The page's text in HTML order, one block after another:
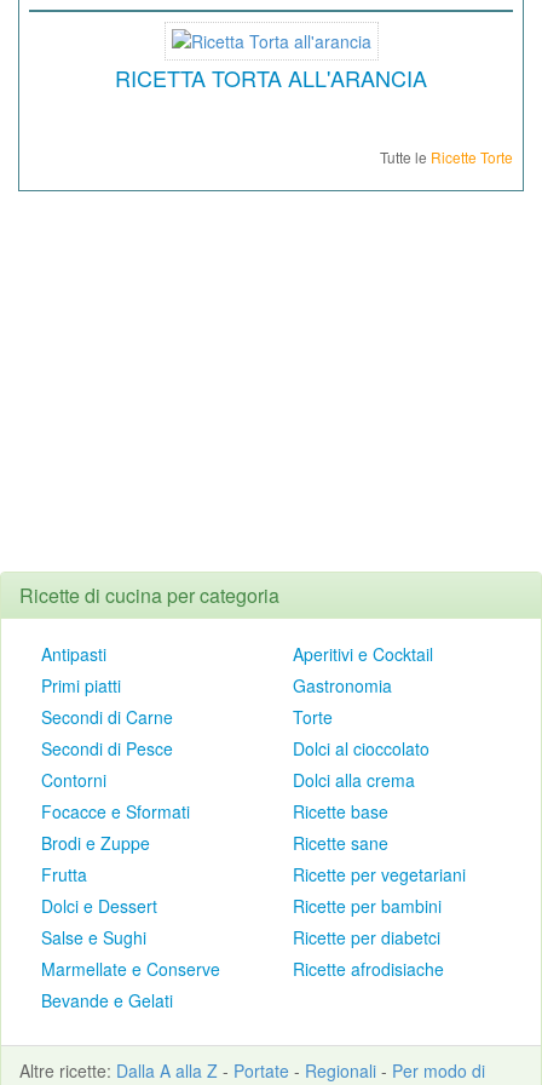
RICETTA TORTA ALL'ARANCIA
Tutte le Ricette Torte
Ricette di cucina per categoria
Antipasti
Primi piatti
Secondi di Carne
Secondi di Pesce
Contorni
Focacce e Sformati
Brodi e Zuppe
Frutta
Dolci e Dessert
Salse e Sughi
Marmellate e Conserve
Bevande e Gelati
Aperitivi e Cocktail
Gastronomia
Torte
Dolci al cioccolato
Dolci alla crema
Ricette base
Ricette sane
Ricette per vegetariani
Ricette per bambini
Ricette per diabetci
Ricette afrodisiache
Altre ricette: Dalla A alla Z - Portate - Regionali - Per modo di